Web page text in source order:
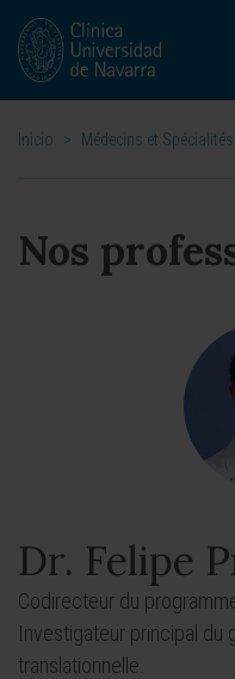
Inicio > Médecins et Spécialités
Nos
Dr. Felipe
Codirecteur du
Investigateur principal du
translationnelle.